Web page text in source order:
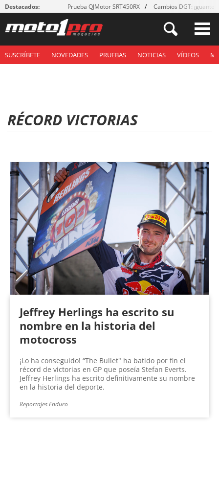
Destacados: Prueba QJMotor SRT450RX Cambios DGT: ¡guantes!
SUSCRÍBETE NOVEDADES PRUEBAS NOTICIAS VÍDEOS
RÉCORD VICTORIAS
Jeffrey Herlings ha escrito su
nombre en la historia del
motocross
¡Lo ha conseguido! “The Bullet" ha batido por fin el
récord de victorias en GP que poseía Stefan Everts.
Jeffrey Herlings ha escrito definitivamente su nombre
en la historia del deporte.
Reportajes Enduro